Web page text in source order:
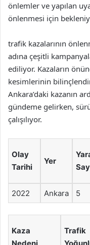
önlemler ve yapılan
önlenmesi için
trafik kazalarının
adına çeşitli
ediliyor. Kazaların
kesimlerinin
Ankara’daki kazanın
gündeme gelirken,
çalışılıyor.
Olay
Tarihi
Yer
2022 Ankara 5
Kaza
Nedeni
Trafik